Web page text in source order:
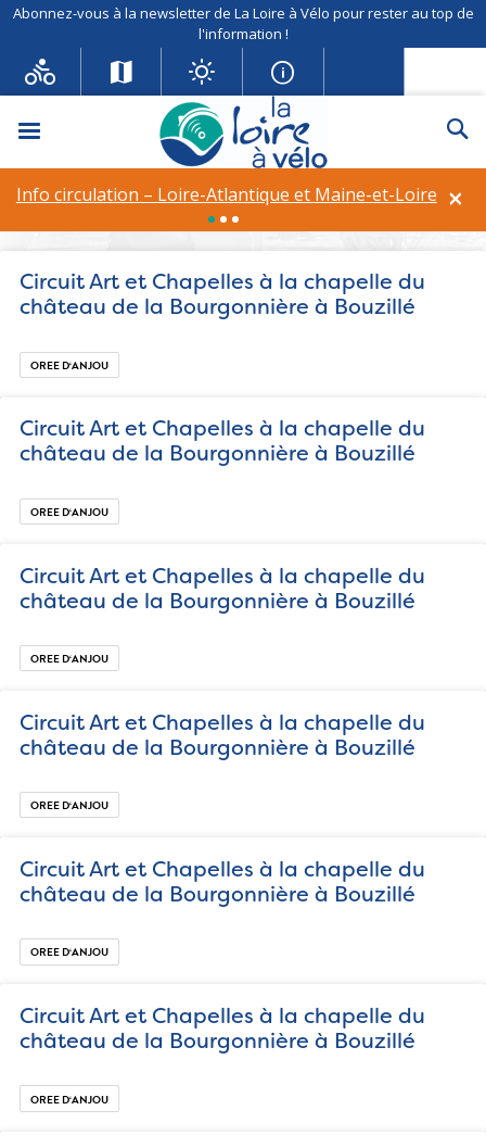
Abonnez-vous à la newsletter de La Loire à Vélo pour rester au top de
l'information !
Menu
×
Info circulation – Loire-Atlantique et Maine-et-Loire
Circuit Art et Chapelles à la
chapelle du château de la
Bourgonnière à Bouzillé
Catégories de FMA :Exposition
Circuit Art et Chapelles à la chapelle du
château de la Bourgonnière à Bouzillé
OREE D‘ANJOU
Circuit Art et Chapelles à la chapelle du
château de la Bourgonnière à Bouzillé
OREE D‘ANJOU
Circuit Art et Chapelles à la chapelle du
château de la Bourgonnière à Bouzillé
OREE D‘ANJOU
Circuit Art et Chapelles à la chapelle du
château de la Bourgonnière à Bouzillé
OREE D‘ANJOU
Circuit Art et Chapelles à la chapelle du
château de la Bourgonnière à Bouzillé
OREE D‘ANJOU
Circuit Art et Chapelles à la chapelle du
château de la Bourgonnière à Bouzillé
OREE D‘ANJOU